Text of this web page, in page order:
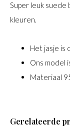
Super leuk suede
kleuren.
Het jasje is
Ons model
Materiaal
Gerelateerde